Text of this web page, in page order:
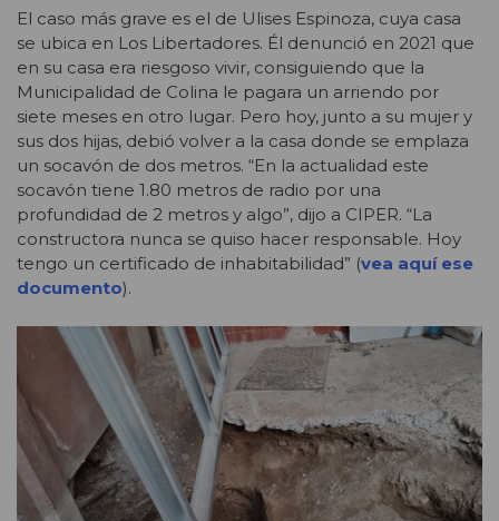
El caso más grave es el de Ulises Espinoza, cuya casa
se ubica en Los Libertadores. Él denunció en 2021 que
en su casa era riesgoso vivir, consiguiendo que la
Municipalidad de Colina le pagara un arriendo por
siete meses en otro lugar. Pero hoy, junto a su mujer y
sus dos hijas, debió volver a la casa donde se emplaza
un socavón de dos metros. “En la actualidad este
socavón tiene 1.80 metros de radio por una
profundidad de 2 metros y algo”, dijo a CIPER. “La
constructora nunca se quiso hacer responsable. Hoy
tengo un certificado de inhabitabilidad” (vea aquí ese
documento).